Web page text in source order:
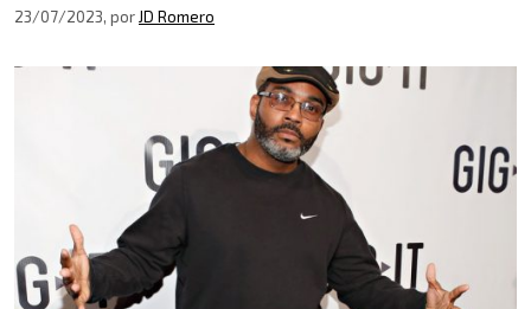
23/07/2023, por JD Romero